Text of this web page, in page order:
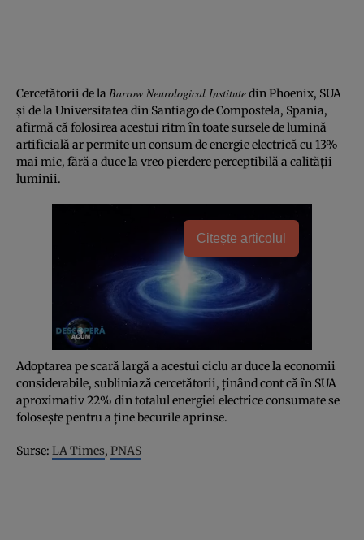
Cercetătorii de la Barrow Neurological Institutedin Phoenix, SUA
şi de la Universitatea din Santiago de Compostela, Spania,
afirmă că folosirea acestui ritm în toate sursele de lumină
artificială ar permite un consum de energie electrică cu 13%
mai mic, fără a duce la vreo pierdere perceptibilă a calităţii
luminii.
Citește articolul
Adoptarea pe scară largă a acestui ciclu ar duce la economii
considerabile, subliniază cercetătorii, ţinând cont că în SUA
aproximativ 22% din totalul energiei electrice consumate se
foloseşte pentru a ţine becurile aprinse.
Surse: LA Times, PNAS